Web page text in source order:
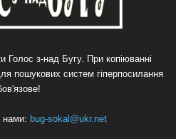
Голос з-над Бугу. При копіюванні
пошукових систем гіперпосилання
нами: bug-sokal@ukr.net